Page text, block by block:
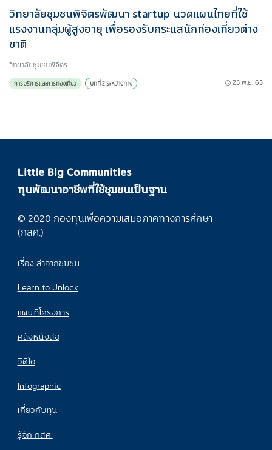
วิทยาลัยชุมชนพิจิตรพัฒนา startup นวดแผนไทยที่ใช้
แรงงานกลุ่มผู้สูงอายุ เพื่อรองรับกระแสนักท่องเที่ยวต่าง
ชาติ
วิทยาลัยชุมชนพิจิตร
การบริการและการท่องเที่ยว บทที่ 2 ระหว่างทาง 25 พ.ย. 63
Little Big Communities
ทุนพัฒนาอาชีพที่ใช้ชุมชนเป็นฐาน
© 2020 กองทุนเพื่อความเสมอภาคทางการศึกษา
(กสศ.)
เรื่องเล่าจากชุมชน
Learn to Unlock
แผนที่โครงการ
คลังหนังสือ
วิดีโอ
Infographic
เกี่ยวกับทุน
รู้จัก กสศ.